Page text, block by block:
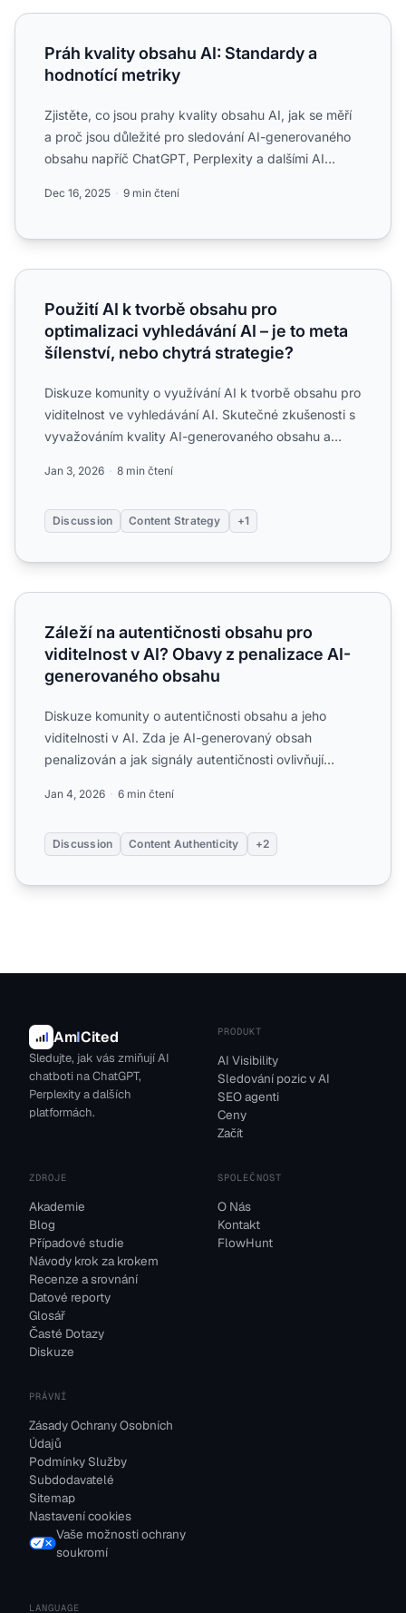
Práh kvality obsahu AI: Standardy a hodnotící metriky
Práh kvality obsahu AI: Standardy a
hodnotící metriky
Zjistěte, co jsou prahy kvality obsahu AI, jak se měří
a proč jsou důležité pro sledování AI-generovaného
obsahu napříč ChatGPT, Perplexity a dalšími AI
Dec 16, 2025 9 min čtení
Použití AI k tvorbě obsahu pro optimalizaci vyhledávání
Použití AI k tvorbě obsahu pro
optimalizaci vyhledávání AI – je to meta
šílenství, nebo chytrá strategie?
Diskuze komunity o využívání AI k tvorbě obsahu pro
viditelnost ve vyhledávání AI. Skutečné zkušenosti s
vyvažováním kvality AI-generovaného obsahu a
Jan 3, 2026 8 min čtení
Discussion Content Strategy +1
Záleží na autentičnosti obsahu pro viditelnost v AI?
Záleží na autentičnosti obsahu pro
viditelnost v AI? Obavy z penalizace AI-
generovaného obsahu
Diskuze komunity o autentičnosti obsahu a jeho
viditelnosti v AI. Zda je AI-generovaný obsah
penalizován a jak signály autentičnosti ovlivňují
Jan 4, 2026 6 min čtení
Discussion Content Authenticity +2
AmICited
Sledujte, jak vás zmiňují AI
chatboti na ChatGPT,
Perplexity a dalších
platformách.
PRODUKT
AI Visibility
Sledování pozic v AI
SEO agenti
Ceny
Začít
ZDROJE
Akademie
Blog
Případové studie
Návody krok za krokem
Recenze a srovnání
Datové reporty
Glosář
Časté Dotazy
Diskuze
SPOLEČNOST
O Nás
Kontakt
FlowHunt
PRÁVNÍ
Zásady Ochrany Osobních
Údajů
Podmínky Služby
Subdodavatelé
Sitemap
Nastavení cookies
Vaše možnosti ochrany
soukromí
LANGUAGE